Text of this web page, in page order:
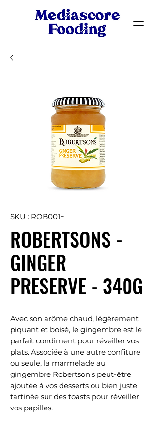
SKU : ROB001+
ROBERTSONS -
GINGER
PRESERVE - 340G
Avec son arôme chaud, légèrement
piquant et boisé, le gingembre est le
parfait condiment pour réveiller vos
plats. Associée à une autre confiture
ou seule, la marmelade au
gingembre Robertson's peut-être
ajoutée à vos desserts ou bien juste
tartinée sur des toasts pour réveiller
vos papilles.